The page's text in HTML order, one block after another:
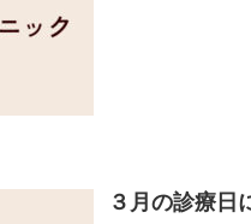
３月の診療日